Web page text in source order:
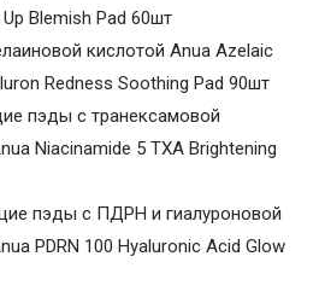
Blemish Pad 60шт
кислотой Anua Azelaic
Redness Soothing Pad 90шт
пэды с транексамовой
Niacinamide 5 TXA Brightening
пэды с ПДРН и гиалуроновой
PDRN 100 Hyaluronic Acid Glow